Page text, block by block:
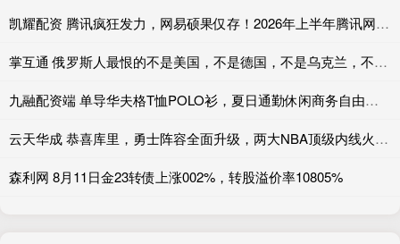
凯耀配资 腾讯疯狂发力，网易硕果仅存！2026年上半年腾讯网易上线的游戏
掌互通 俄罗斯人最恨的不是美国，不是德国，不是乌克兰，不是波兰，也不是法国，而是英国！英国不一定亲自吞地盘，但很会组织别人围堵
九融配资端 单导华夫格T恤POLO衫，夏日通勤休闲商务自由切换_亨利_面料_设计
云天华成 恭喜库里，勇士阵容全面升级，两大NBA顶级内线火速加盟金州_阿德巴约_交易_球员
森利网 8月11日金23转债上涨002%，转股溢价率10805%